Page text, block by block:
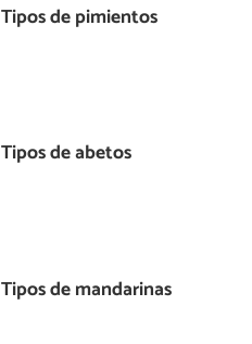
Tipos de pimientos
Tipos de abetos
Tipos de mandarinas